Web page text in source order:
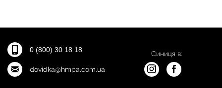
0 (800) 30 18 18
dovidka@hmpa.com.ua
Синиця в: